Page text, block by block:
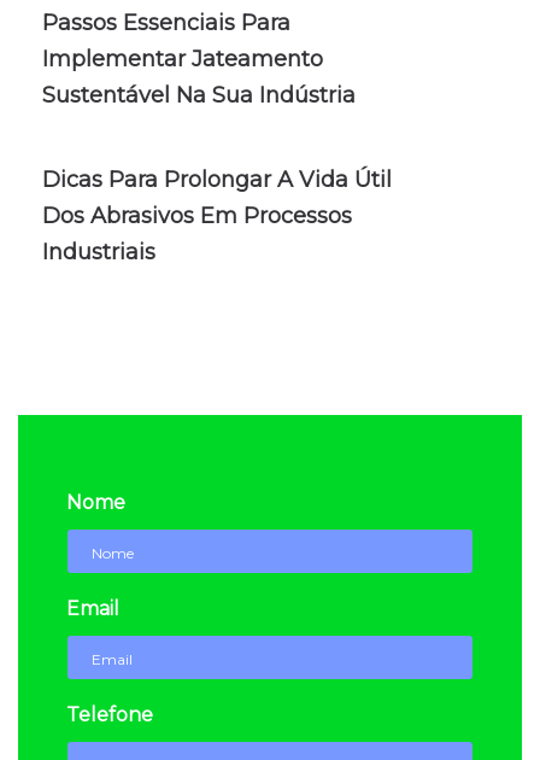
Passos Essenciais Para
Implementar Jateamento
Sustentável Na Sua Indústria
Dicas Para Prolongar A Vida Útil
Dos Abrasivos Em Processos
Industriais
Nome
Email
Telefone